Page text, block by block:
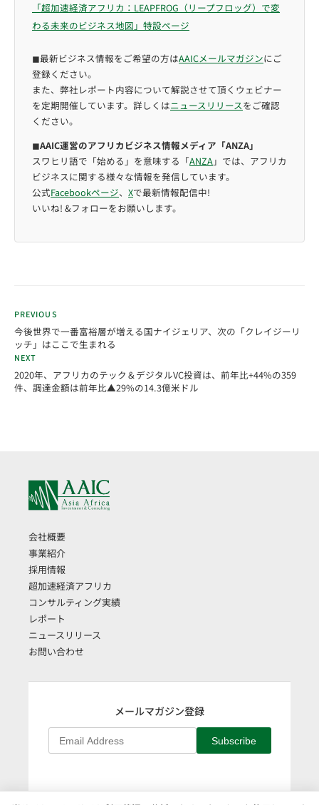
「超加速経済アフリカ：LEAPFROG（リープフロッグ）で変
わる未来のビジネス地図」特設ページ
◼︎最新ビジネス情報をご希望の方はAAICメールマガジンにご
登録ください。
また、弊社レポート内容について解説させて頂くウェビナー
を定期開催しています。詳しくはニュースリリースをご確認
ください。
◼︎AAIC運営のアフリカビジネス情報メディア「ANZA」
スワヒリ語で「始める」を意味する「ANZA」では、アフリカ
ビジネスに関する様々な情報を発信しています。
公式Facebookページ、 Xで最新情報配信中!
いいね! &フォローをお願いします。
PREVIOUS
今後世界で一番富裕層が増える国ナイジェリア、次の「クレイジーリ
ッチ」はここで生まれる
NEXT
2020年、アフリカのテック＆デジタルVC投資は、前年比+44%の359
件、調達金額は前年比▲29%の14.3億米ドル
会社概要
事業紹介
採用情報
超加速経済アフリカ
コンサルティング実績
レポート
ニュースリリース
お問い合わせ
メールマガジン登録
Subscribe